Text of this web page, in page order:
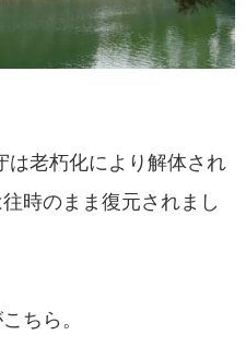
は老朽化により解体され
時のまま復元されまし
ちら。